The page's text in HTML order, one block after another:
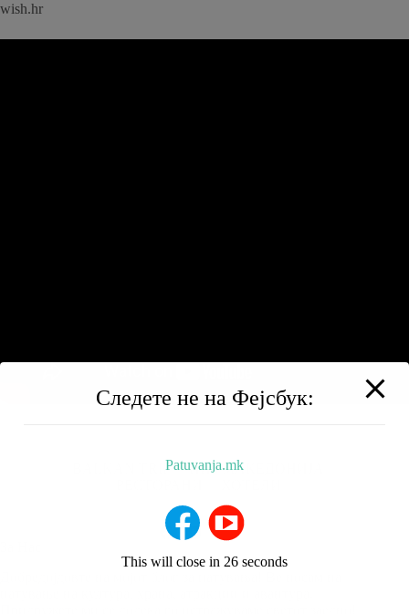
wish.hr
BALKAN TRIP
НИЗ МАКЕДОНИЈА
Следете не на Фејсбук:
Patuvanja.mk
This will close in 25 seconds